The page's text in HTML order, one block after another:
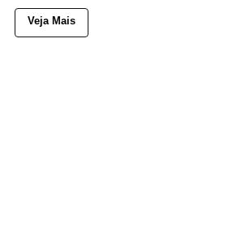
Veja Mais